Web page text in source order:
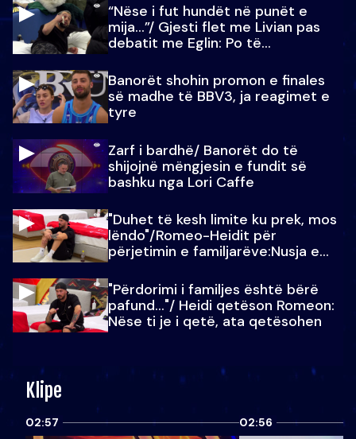
“Nëse i fut hundët në punët e
mija…”/ Gjesti flet me Livian pas
debatit me Eglin: Po të
Banorët shohin promon e finales
së madhe të BBV3, ja reagimet e
tyre
Zarf i bardhë/ Banorët do të
shijojnë mëngjesin e fundit së
bashku nga Lori Caffe
"Duhet të kesh limite ku prek, mos
lëndo"/Romeo-Heidit për
përjetimin e familjarëve:Nusja e
"Përdorimi i familjes është bërë
pafund…"/ Heidi qetëson Romeon:
Nëse ti je i qetë, ata qetësohen
Klipe
02:57 02:56